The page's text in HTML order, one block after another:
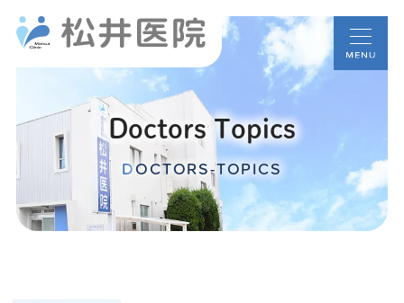
Doctors Topics
DOCTORS-TOPICS